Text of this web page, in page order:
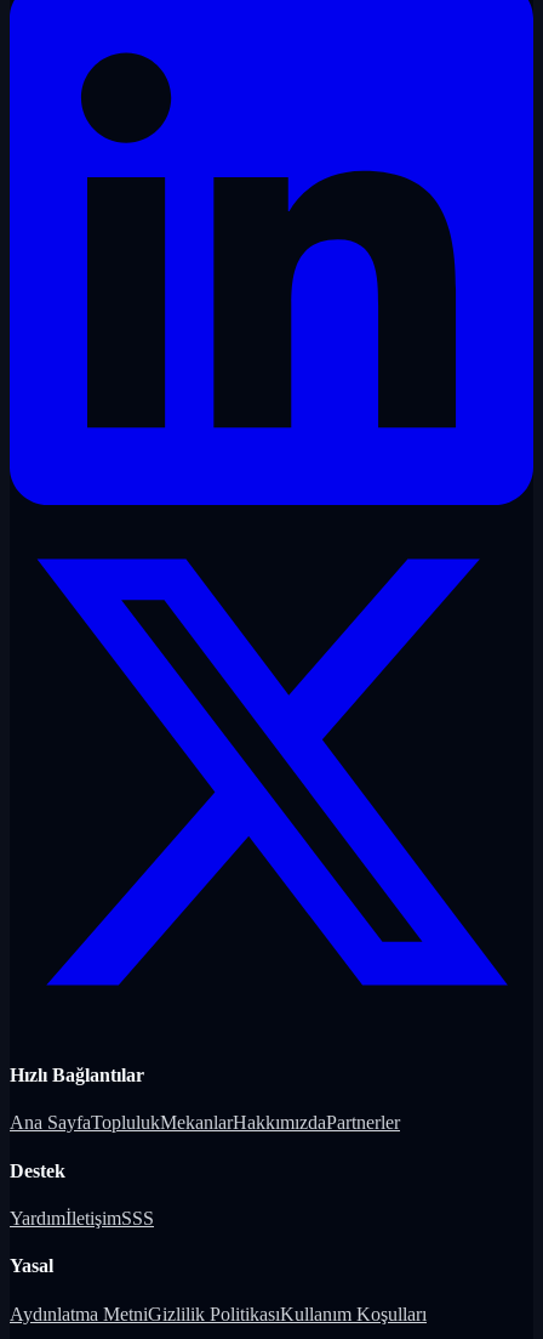
Hızlı Bağlantılar
Ana SayfaToplulukMekanlarHakkımızdaPartnerler
Destek
YardımİletişimSSS
Yasal
Aydınlatma MetniGizlilik PolitikasıKullanım Koşulları